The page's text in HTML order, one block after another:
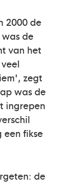
2000 de
de
van het
zegt
was de
ingrepen
fikse
de